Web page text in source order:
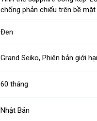
chống phản chiếu trên bề
Đen
Grand Seiko, Phiên bản giới
60 tháng
Nhật Bản